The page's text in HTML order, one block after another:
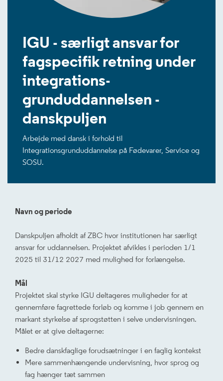
IGU - særligt ansvar for
fagspecifik retning under
integrations-
grunduddannelsen -
danskpuljen
Arbejde med dansk i forhold til
Integrationsgrunduddannelse på Fødevarer, Service og
SOSU.
Navn og periode
Danskpuljen afholdt af ZBC hvor institutionen har særligt
ansvar for uddannelsen. Projektet afvikles i perioden 1/1
2025 til 31/12 2027 med mulighed for forlængelse.
Mål
Projektet skal styrke IGU deltageres muligheder for at
gennemføre fagrettede forløb og komme i job gennem en
markant styrkelse af sprogstøtten i selve undervisningen.
Målet er at give deltagerne:
Bedre danskfaglige forudsætninger i en faglig kontekst
Mere sammenhængende undervisning, hvor sprog og
fag hænger tæt sammen